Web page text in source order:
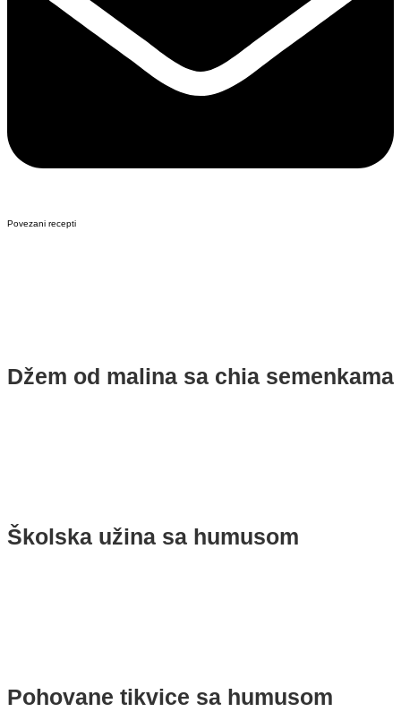
Povezani recepti
Džem od malina sa chia semenkama
Školska užina sa humusom
Pohovane tikvice sa humusom